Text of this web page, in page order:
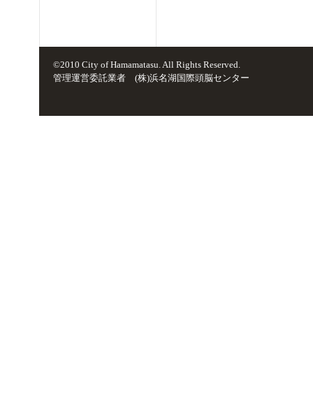
©2010 City of Hamamatasu. All Rights Reserved.
管理運営委託業者 (株)浜名湖国際頭脳センター